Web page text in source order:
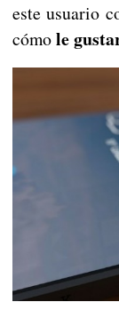
este usuario
cómole